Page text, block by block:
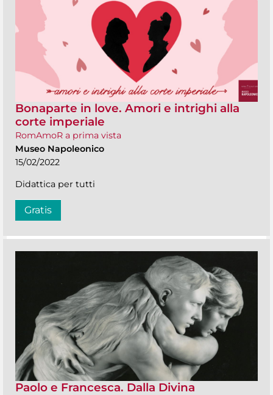
Bonaparte in love. Amori e intrighi alla
corte imperiale
RomAmoR a prima vista
Museo Napoleonico
15/02/2022
Didattica per tutti
Gratis
Paolo e Francesca. Dalla Divina